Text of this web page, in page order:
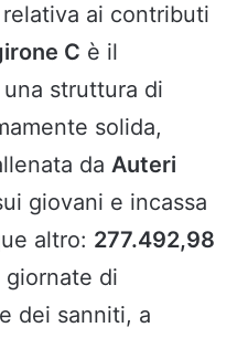
ai contributi
C è il
struttura di
solida,
da Auteri
giovani e incassa
altro: 277.492,98
giornate di
dei sanniti, a